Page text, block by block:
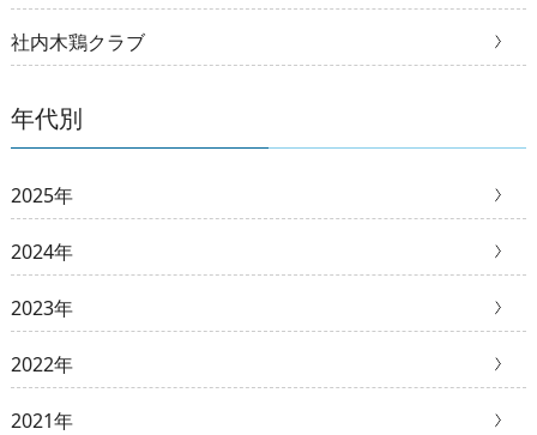
社内木鶏クラブ
年代別
2025年
2024年
2023年
2022年
2021年